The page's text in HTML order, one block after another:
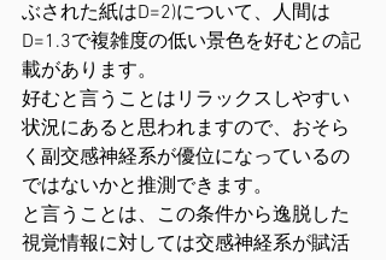
ぶされた紙はD=2)について、人間は
D=1.3で複雑度の低い景色を好むとの記
載があります。
好むと言うことはリラックスしやすい
状況にあると思われますので、おそら
く副交感神経系が優位になっているの
ではないかと推測できます。
と言うことは、この条件から逸脱した
視覚情報に対しては交感神経系が賦活